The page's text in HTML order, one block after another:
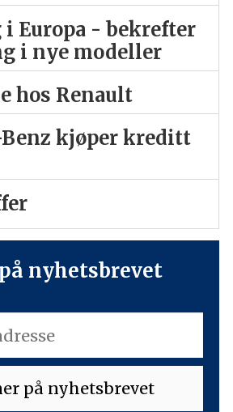
Europa - bekrefter
i nye modeller
hos Renault
Benz kjøper kreditt
nyhetsbrevet